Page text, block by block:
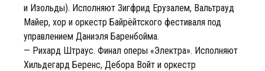
и Изольды). Исполняют Зигфрид Ерузалем, Вальтрауд
Майер, хор и оркестр Байрёйтского фестиваля под
управлением Даниэля Баренбойма.
— Рихард Штраус. Финал оперы «Электра». Исполняют
Хильдегард Беренс, Дебора Войт и оркестр